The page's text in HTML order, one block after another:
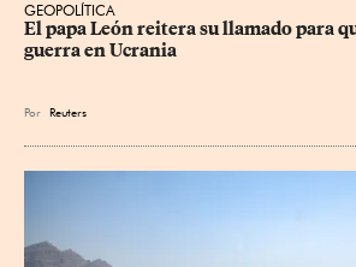
GEOPOLÍTICA
El papa León reitera su llamado para
guerra en Ucrania
Por Reuters